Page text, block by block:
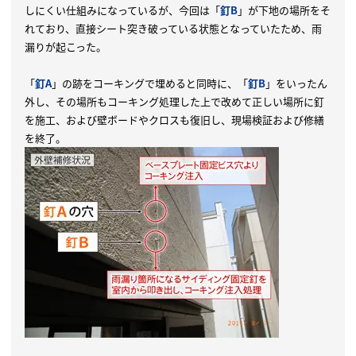
しにくい仕組みになっているが、今回は「釘B」が下地の場所をそ
れており、直接シート突き破っている状態となっていたため、雨
漏りが起こった。
「釘A」の跡をコーキングで埋めると同時に、「釘B」をいったん
外し、その場所もコーキング処理した上で改めて正しい場所に釘
を施工、および壁ボードやクロスも復旧し、現場検証および修繕
を終了。